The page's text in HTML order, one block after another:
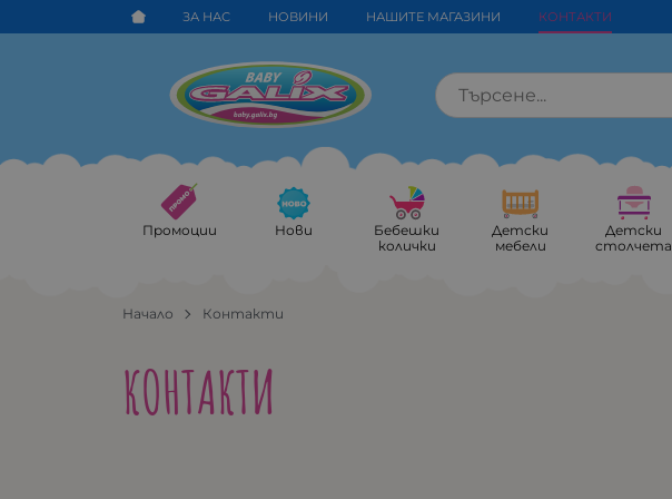
ЗА НАС НОВИНИ НАШИТЕ МАГАЗИНИ КОНТАКТИ
Промоции Нови
Бебешки
колички
Детски
мебели
Детски
столчета
Начало Контакти
КОНТАКТИ